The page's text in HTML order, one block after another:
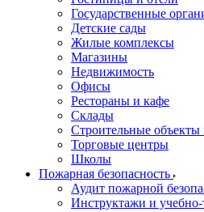
Государственные
Детские сады
Жилые комплексы
Магазины
Недвижимость
Офисы
Рестораны и кафе
Склады
Строительные
Торговые центры
Школы
Пожарная безопасность
Аудит пожарной
Инструктажи и